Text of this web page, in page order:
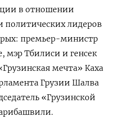
в отношении
политических лидеров
премьер-министр
мэр Тбилиси и генсек
мечта» Каха
Грузии Шалва
«Грузинской